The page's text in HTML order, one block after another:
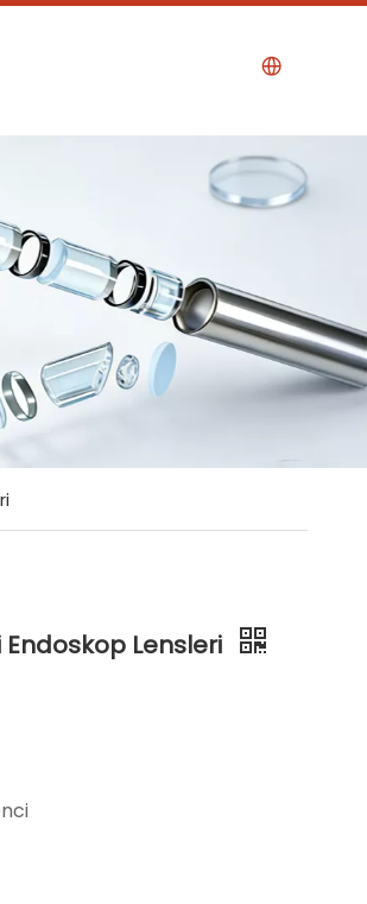
Endoskop Lensleri